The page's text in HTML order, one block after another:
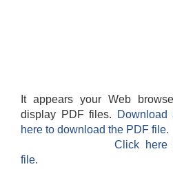
It appears your Web
display PDF files.
here to download the PDF file.
Click here
file.